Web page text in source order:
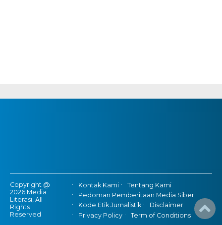
Copyright @
2026 Media
Literasi, All
Rights
Reserved
Kontak Kami
Tentang Kami
Pedoman Pemberitaan Media Siber
Kode Etik Jurnalistik
Disclaimer
Privacy Policy
Term of Conditions